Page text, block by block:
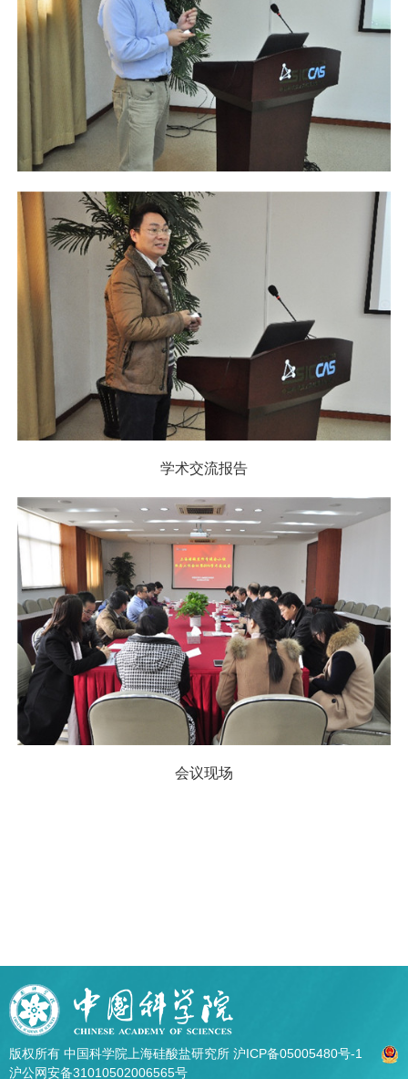
学术交流报告
会议现场
版权所有 中国科学院上海硅酸盐研究所 沪ICP备05005480号-1
沪公网安备31010502006565号